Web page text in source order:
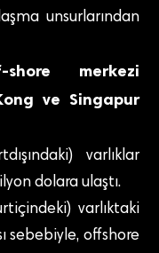
unsurlarından
merkezi
ve Singapur
varlıklar
dolara ulaştı.
varlıktaki
sebebiyle, offshore